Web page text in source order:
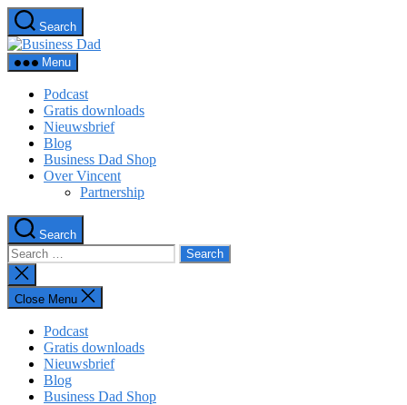
Skip
to
the
content
Search
Menu
Podcast
Gratis downloads
Nieuwsbrief
Blog
Business Dad Shop
Over Vincent
Partnership
Search
Search
for:
Close
search
Close Menu
Podcast
Gratis downloads
Nieuwsbrief
Blog
Business Dad Shop